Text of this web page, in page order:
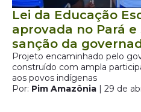
Lei da Educação
aprovada no Pará e
sanção da
Projeto encaminhado pelo
construído com ampla
aos povos indígenas
Por: Pim Amazônia | 29 de